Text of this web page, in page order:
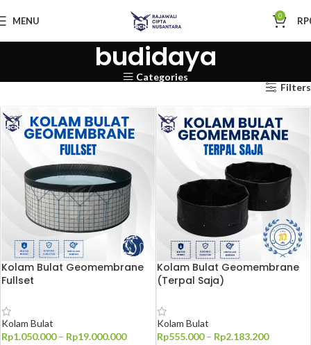
MENU 0 RP
budidaya
Categories
Filters
Kolam Bulat Geomembrane
Fullset
Kolam Bulat
Rp1.050.000 – Rp19.000.000
Kolam Bulat Geomembrane
(Terpal Saja)
Kolam Bulat
Rp555.000 – Rp2.183.200